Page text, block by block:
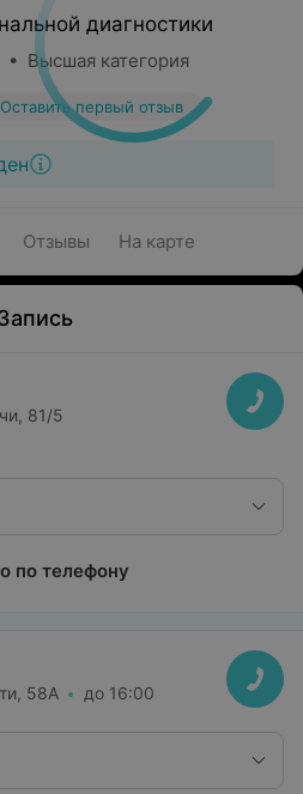
диагностики
Высшая категория
Оставить первый отзыв
Отзывы На карте
81/5
по телефону
58А до 16:00